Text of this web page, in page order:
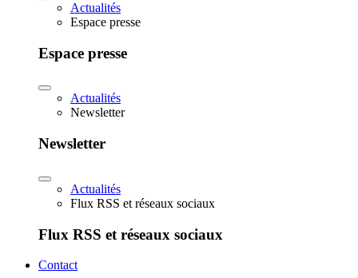
Actualités
Espace presse
Espace presse
Actualités
Newsletter
Newsletter
Actualités
Flux RSS et réseaux sociaux
Flux RSS et réseaux sociaux
Contact